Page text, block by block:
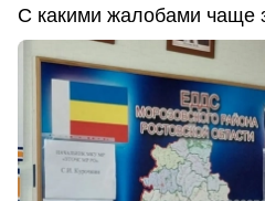
С какими жалобами чаще